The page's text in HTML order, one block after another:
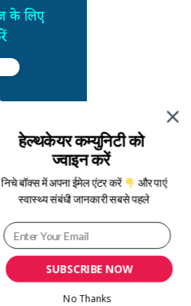
SUBSCRIBE NOW
हेल्थकेयर कम्युनिटी को
ज्वाइन करें
निचे बॉक्स में अपना ईमेल एंटर करें और पाएं
स्वास्थ्य संबंधी जानकारी सबसे पहले
No Thanks